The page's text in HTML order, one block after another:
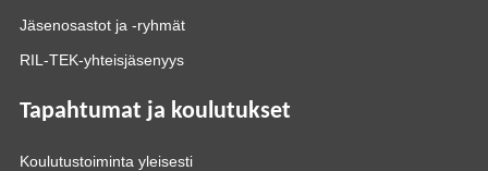
Jäsenosastot ja -ryhmät
RIL-TEK-yhteisjäsenyys
Tapahtumat ja koulutukset
Koulutustoiminta yleisesti